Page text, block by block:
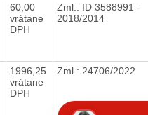
60,00
vrátane
DPH
Zml.: ID 3588991 -
2018/2014
1996,25
vrátane
DPH
Zml.: 24706/2022
Chatbot